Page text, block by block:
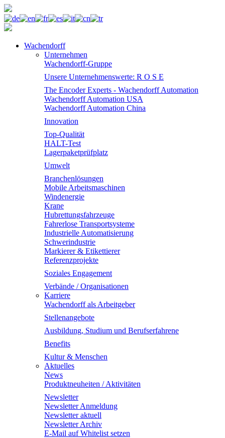
Wachendorff
Unternehmen
Wachendorff-Gruppe
Unsere Unternehmenswerte: R O S E
The Encoder Experts - Wachendorff Automation
Wachendorff Automation USA
Wachendorff Automation China
Innovation
Top-Qualität
HALT-Test
Lagerpaketprüfplatz
Umwelt
Branchenlösungen
Mobile Arbeitsmaschinen
Windenergie
Krane
Hubrettungsfahrzeuge
Fahrerlose Transportsysteme
Industrielle Automatisierung
Schwerindustrie
Markierer & Etikettierer
Referenzprojekte
Soziales Engagement
Verbände / Organisationen
Karriere
Wachendorff als Arbeitgeber
Stellenangebote
Ausbildung, Studium und Berufserfahrene
Benefits
Kultur & Menschen
Aktuelles
News
Produktneuheiten / Aktivitäten
Newsletter
Newsletter Anmeldung
Newsletter aktuell
Newsletter Archiv
E-Mail auf Whitelist setzen